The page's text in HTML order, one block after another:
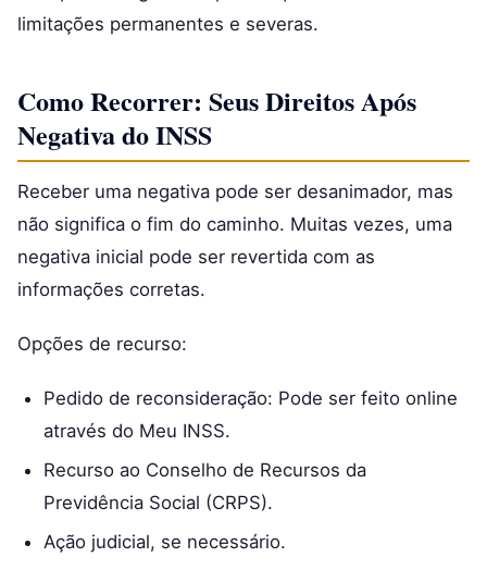
limitações permanentes e severas.
Como Recorrer: Seus Direitos Após
Negativa do INSS
Receber uma negativa pode ser desanimador, mas
não significa o fim do caminho. Muitas vezes, uma
negativa inicial pode ser revertida com as
informações corretas.
Opções de recurso:
Pedido de reconsideração: Pode ser feito online
através do Meu INSS.
Recurso ao Conselho de Recursos da
Previdência Social (CRPS).
Ação judicial, se necessário.